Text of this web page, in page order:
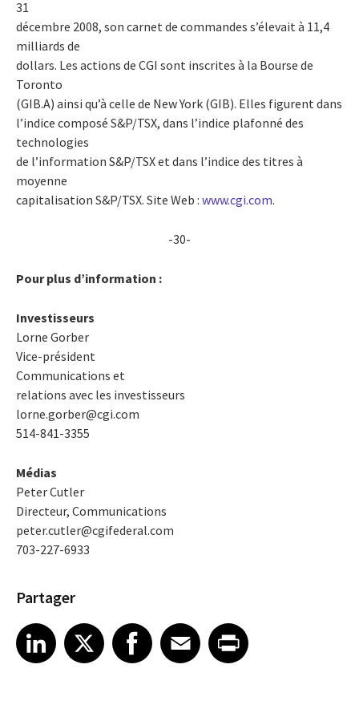
31
décembre 2008, son carnet de commandes s’élevait à 11,4
milliards de
dollars. Les actions de CGI sont inscrites à la Bourse de
Toronto
(GIB.A) ainsi qu’à celle de New York (GIB). Elles figurent dans
l’indice composé S&P/TSX, dans l’indice plafonné des
technologies
de l’information S&P/TSX et dans l’indice des titres à
moyenne
capitalisation S&P/TSX. Site Web : www.cgi.com.
-30-
Pour plus d’information :
Investisseurs
Lorne Gorber
Vice-président
Communications et
relations avec les investisseurs
lorne.gorber@cgi.com
514-841-3355
Médias
Peter Cutler
Directeur, Communications
peter.cutler@cgifederal.com
703-227-6933
Partager
Share article on LinkedIn
LinkedIn
Share article on XShare article on Facebook
Facebook
Share article on Email
EmailShare article on Print